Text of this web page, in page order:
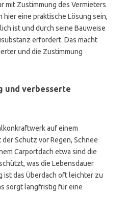
mit Zustimmung des Vermieters
hier eine praktische Lösung sein,
ist und durch seine Bauweise
erfordert. Das macht
und die Zustimmung
und verbesserte
auf einem
Schutz vor Regen, Schnee
Carportdach etwa sind die
was die Lebensdauer
ist das Überdach oft leichter zu
sorgt langfristig für eine